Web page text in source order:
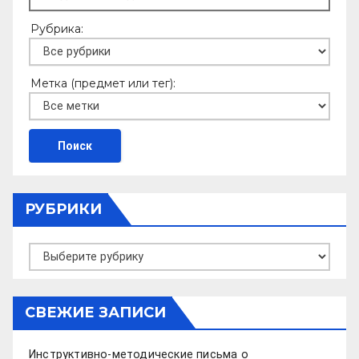
Рубрика:
Метка (предмет или тег):
РУБРИКИ
Рубрики
СВЕЖИЕ ЗАПИСИ
Инструктивно-методические письма о